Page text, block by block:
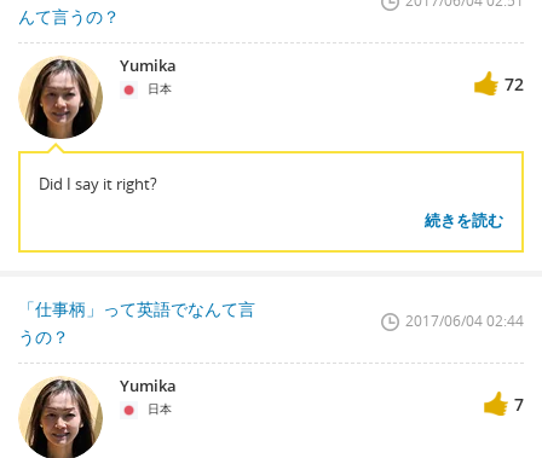
んて言うの？
Yumika
日本 72
Did I say it right?
続きを読む
「仕事柄」って英語でなんて言
うの？
2017/06/04 02:44
Yumika
日本 7